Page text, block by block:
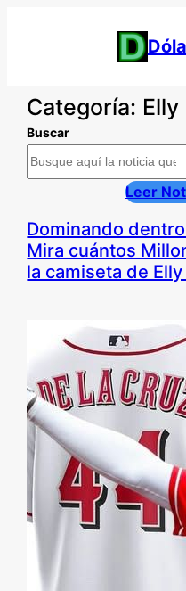
Categoría:
Buscar
Leer
Dominando
Mira cuántos
la camiseta de